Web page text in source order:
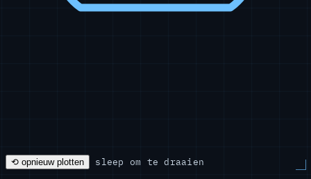
⟲ opnieuw plotten sleep om te draaien